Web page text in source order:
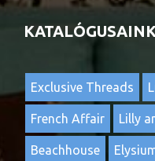
Exclusive Threads
French Affair Lilly
Beachhouse